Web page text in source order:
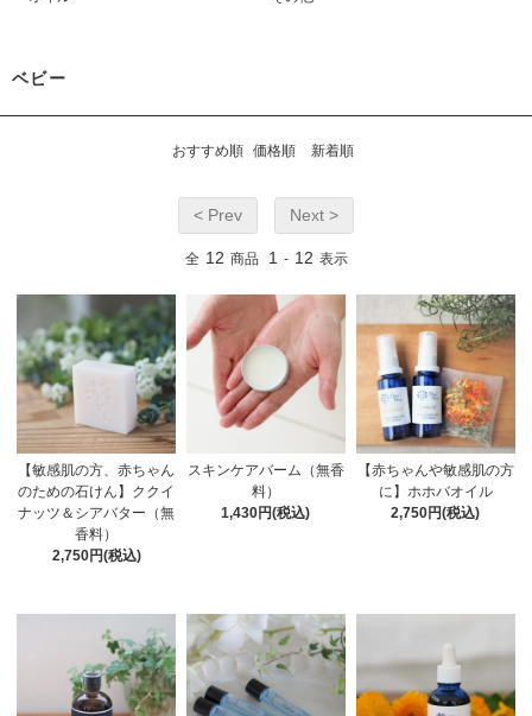
ベビー
おすすめ順 価格順 新着順
< Prev Next >
全 12 商品 1 - 12 表示
【敏感肌の方、赤ちゃん
のための石けん】ククイ
ナッツ＆シアバター（無
香料）
2,750円(税込)
スキンケアバーム（無香
料）
1,430円(税込)
【赤ちゃんや敏感肌の方
に】ホホバオイル
2,750円(税込)